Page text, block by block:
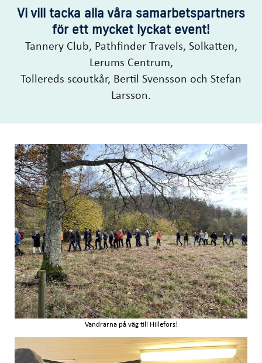
Vi vill tacka alla våra samarbetspartners
för ett mycket lyckat event!
Tannery Club, Pathfinder Travels, Solkatten,
Lerums Centrum,
Tollereds scoutkår, Bertil Svensson och Stefan
Larsson.
Vandrarna på väg till Hillefors!